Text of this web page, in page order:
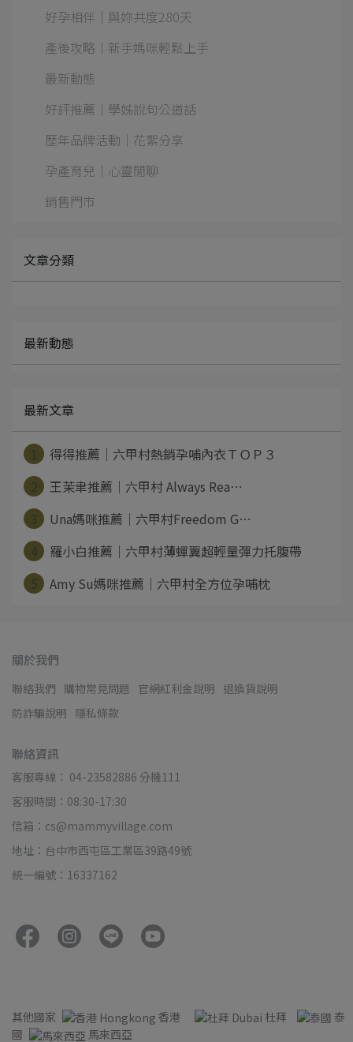
好孕相伴｜與妳共度280天
產後攻略｜新手媽咪輕鬆上手
最新動態
好評推薦｜學姊說句公道話
歷年品牌活動｜花絮分享
孕產育兒｜心靈閒聊
銷售門市
文章分類
最新動態
最新文章
得得推薦｜六甲村熱銷孕哺內衣ＴＯＰ３
王茉聿推薦｜六甲村 Always Rea⋯
Una媽咪推薦｜六甲村Freedom G⋯
羅小白推薦｜六甲村薄蟬翼超輕量彈力托腹帶
Amy Su媽咪推薦｜六甲村全方位孕哺枕
關於我們
聯絡我們 購物常見問題 官網紅利金說明 退換貨說明
防詐騙說明 隱私條款
聯絡資訊
客服專線： 04-23582886 分機111
客服時間：08:30-17:30
信箱：cs@mammyvillage.com
地址：台中市西屯區工業區39路49號
統一編號：16337162
其他國家 香港 杜拜
泰
國
馬來西亞